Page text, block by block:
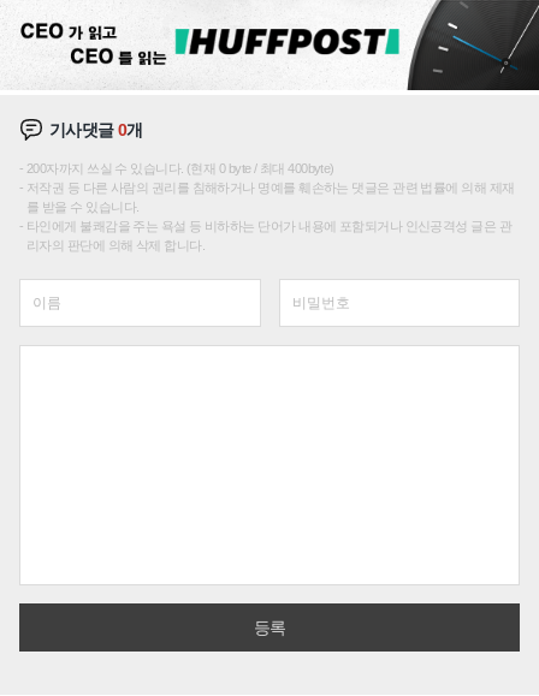
기사댓글0개
200자까지 쓰실 수 있습니다. (현재 0 byte / 최대 400byte)
저작권 등 다른 사람의 권리를 침해하거나 명예를 훼손하는 댓글은 관련 법률에 의해 제재
를 받을 수 있습니다.
타인에게 불쾌감을 주는 욕설 등 비하하는 단어가 내용에 포함되거나 인신공격성 글은 관
리자의 판단에 의해 삭제 합니다.